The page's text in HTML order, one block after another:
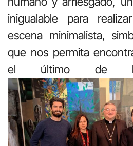
inigualable para
escena minimalista,
que nos permita
el último de los